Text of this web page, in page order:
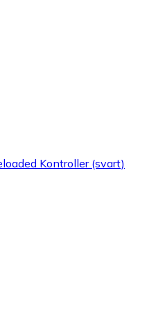
Kontroller (svart)